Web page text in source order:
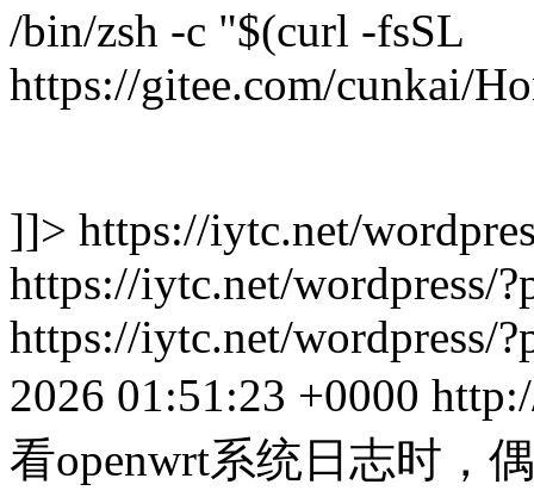
/bin/zsh -c "$(curl -fsSL
https://gitee.com/cunkai/
]]> https://iytc.net/
https://iytc.net/wordpress/
https://iytc.net/wordpress/
2026 01:51:23 +0000
看openwrt系统日志时，